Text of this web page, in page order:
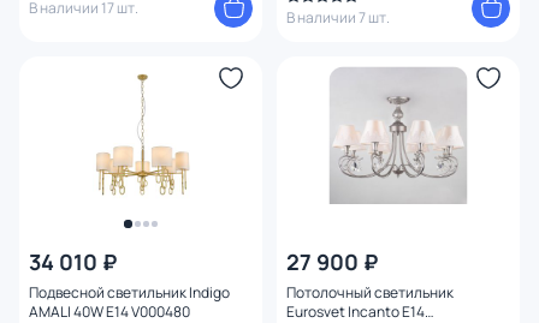
В наличии 17 шт. В наличии 7 шт.
34 010 ₽
Подвесной светильник Indigo
AMALI 40W E14 V000480
27 900 ₽
Потолочный светильник
Eurosvet Incanto E14